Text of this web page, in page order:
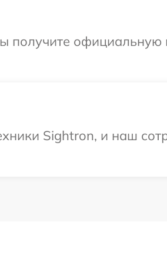
получите
Sightron, и наш